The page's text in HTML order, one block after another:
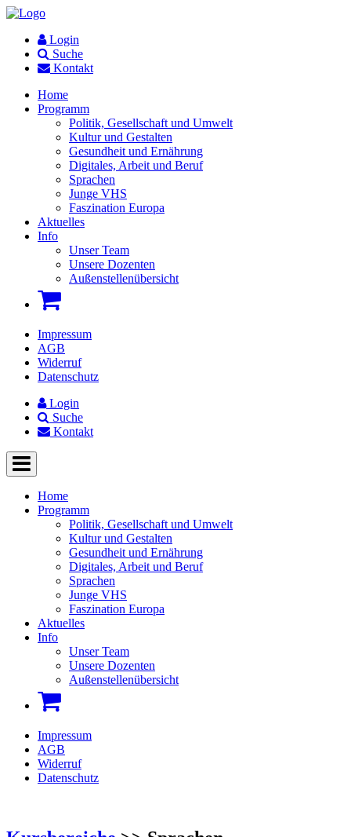
Login
Suche
Kontakt
Home
Programm
Politik, Gesellschaft und Umwelt
Kultur und Gestalten
Gesundheit und Ernährung
Digitales, Arbeit und Beruf
Sprachen
Junge VHS
Faszination Europa
Aktuelles
Info
Unser Team
Unsere Dozenten
Außenstellenübersicht
Impressum
AGB
Widerruf
Datenschutz
Login
Suche
Kontakt
Home
Programm
Politik, Gesellschaft und Umwelt
Kultur und Gestalten
Gesundheit und Ernährung
Digitales, Arbeit und Beruf
Sprachen
Junge VHS
Faszination Europa
Aktuelles
Info
Unser Team
Unsere Dozenten
Außenstellenübersicht
Impressum
AGB
Widerruf
Datenschutz